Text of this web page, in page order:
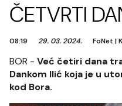
ČETVRTI
08:19 29. 03. 2024. FoNet |
BOR - Već četiri dana
Dankom Ilić koja je u
kod Bora.